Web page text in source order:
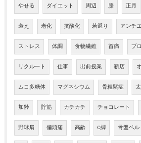
やせる ダイエット 周辺 膝 正月
衰え 老化 抗酸化 若返り アンチ
ストレス 体調 食物繊維 首痛 ブ
リクルート 仕事 出前授業 新店
ムコ多糖体 マグネシウム 骨粗鬆症
加齢 貯筋 カチカチ チョコレート
野球肩 偏頭痛 高齢 O脚 骨盤ベ